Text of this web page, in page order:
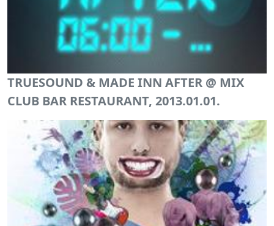
TRUESOUND & MADE INN AFTER @ MIX
CLUB BAR RESTAURANT, 2013.01.01.